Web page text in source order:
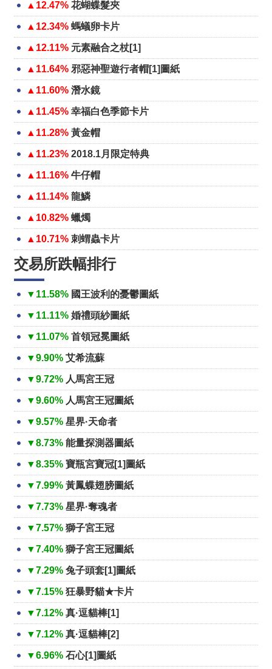
▲12.47% 花蝴蝶髮夾
▲12.34% 螞蟻卵卡片
▲12.11% 元素融合之杖[1]
▲11.64% 邪惡神聖遊行者帽[1]圖紙
▲11.60% 潛水鏡
▲11.45% 幸福白色季節卡片
▲11.28% 黃金帽
▲11.23% 2018.1月限定特典
▲11.16% 牛仔帽
▲11.14% 龍鱗
▲10.82% 蠟燭
▲10.71% 刺蝟蟲卡片
交易所跌幅排行
▼11.58% 國王波利的憂鬱圖紙
▼11.11% 婚禮頭紗圖紙
▼11.07% 首領冠冕圖紙
▼9.90% 艾希流蘇
▼9.72% 人馬宮王冠
▼9.60% 人馬宮王冠圖紙
▼9.57% 星界·天命者
▼8.73% 能量探測器圖紙
▼8.35% 寶瓶宮寶冠[1]圖紙
▼7.99% 黃鳳蝶翅膀圖紙
▼7.73% 星界·奪魂者
▼7.57% 獅子宮王冠
▼7.40% 獅子宮王冠圖紙
▼7.29% 兔子頭套[1]圖紙
▼7.15% 狂暴野貓★卡片
▼7.12% 真·逗貓棒[1]
▼7.12% 真·逗貓棒[2]
▼6.96% 石心[1]圖紙